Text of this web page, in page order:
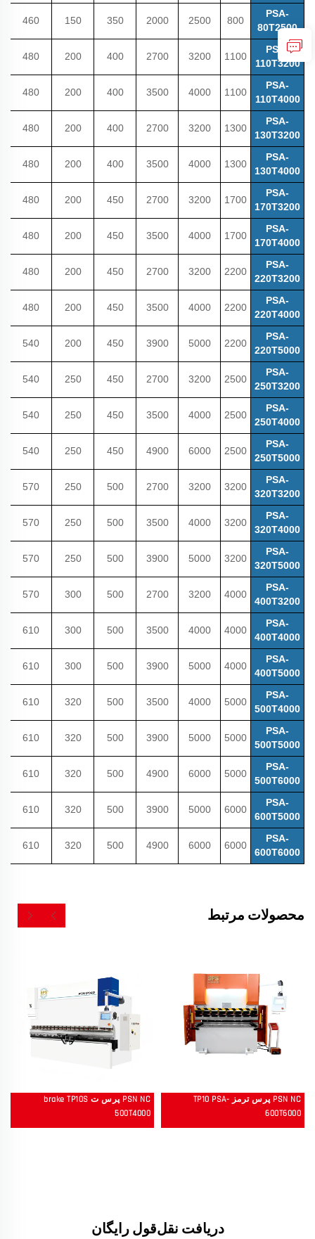
PSA-
80T2500
800
2500
2000
350
150
460
PSA-
110T3200
1100
3200
2700
400
200
480
PSA-
110T4000
1100
4000
3500
400
200
480
PSA-
130T3200
1300
3200
2700
400
200
480
PSA-
130T4000
1300
4000
3500
400
200
480
PSA-
170T3200
1700
3200
2700
450
200
480
PSA-
170T4000
1700
4000
3500
450
200
480
PSA-
220T3200
2200
3200
2700
450
200
480
PSA-
220T4000
2200
4000
3500
450
200
480
PSA-
220T5000
2200
5000
3900
450
200
540
PSA-
250T3200
2500
3200
2700
450
250
540
PSA-
250T4000
2500
4000
3500
450
250
540
PSA-
250T5000
2500
6000
4900
450
250
540
PSA-
320T3200
3200
3200
2700
500
250
570
PSA-
320T4000
3200
4000
3500
500
250
570
PSA-
320T5000
3200
5000
3900
500
250
570
PSA-
400T3200
4000
3200
2700
500
300
570
PSA-
400T4000
4000
4000
3500
500
300
610
PSA-
400T5000
4000
5000
3900
500
300
610
PSA-
500T4000
5000
4000
3500
500
320
610
PSA-
500T5000
5000
5000
3900
500
320
610
PSA-
500T6000
5000
6000
4900
500
320
610
PSA-
600T5000
6000
5000
3900
500
320
610
PSA-
600T6000
6000
6000
4900
500
320
610
محصولات مرتبط
PSN NC پرس ترمز TP10 PSA-
600T6000
PSN NC پرس ت brake TP10S
500T4000
دریافت نقل‌قول رایگان